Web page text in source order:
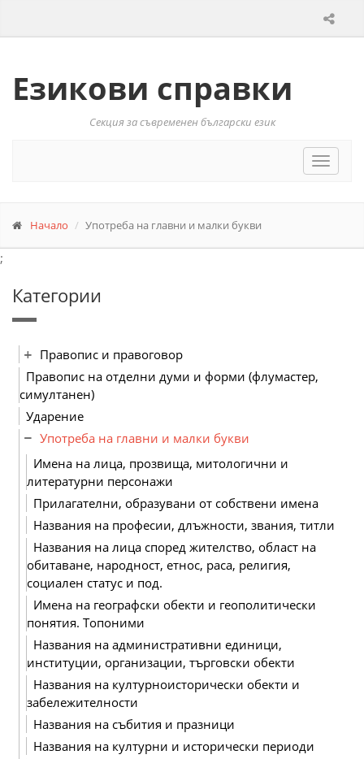
Езикови справки
Секция за съвременен български език
Toggle
Начало Употреба на главни и малки букви
;
Категории
Правопис и правоговор
Правопис на отделни думи и форми (флумастер,
симултанен)
Ударение
Употреба на главни и малки букви
Имена на лица, прозвища, митологични и
литературни персонажи
Прилагателни, образувани от собствени имена
Названия на професии, длъжности, звания, титли
Названия на лица според жителство, област на
обитаване, народност, етнос, раса, религия,
социален статус и под.
Имена на географски обекти и геополитически
понятия. Топоними
Названия на административни единици,
институции, организации, търговски обекти
Названия на културноисторически обекти и
забележителности
Названия на събития и празници
Названия на културни и исторически периоди